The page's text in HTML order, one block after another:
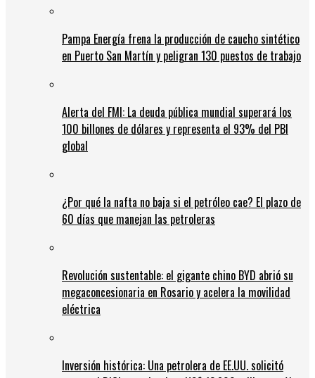
Pampa Energía frena la producción de caucho sintético
en Puerto San Martín y peligran 130 puestos de trabajo
Alerta del FMI: La deuda pública mundial superará los
100 billones de dólares y representa el 93% del PBI
global
¿Por qué la nafta no baja si el petróleo cae? El plazo de
60 días que manejan las petroleras
Revolución sustentable: el gigante chino BYD abrió su
megaconcesionaria en Rosario y acelera la movilidad
eléctrica
Inversión histórica: Una petrolera de EE.UU. solicitó